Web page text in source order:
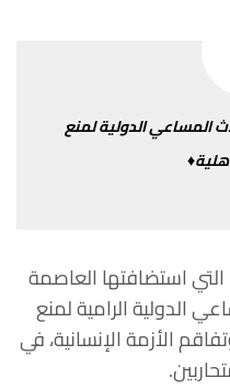
المساعيالدوليةلمنع
التياستضافتها العاصمة
الدوليةالراميةلمنع
الأزمةالإنسانية،في
.